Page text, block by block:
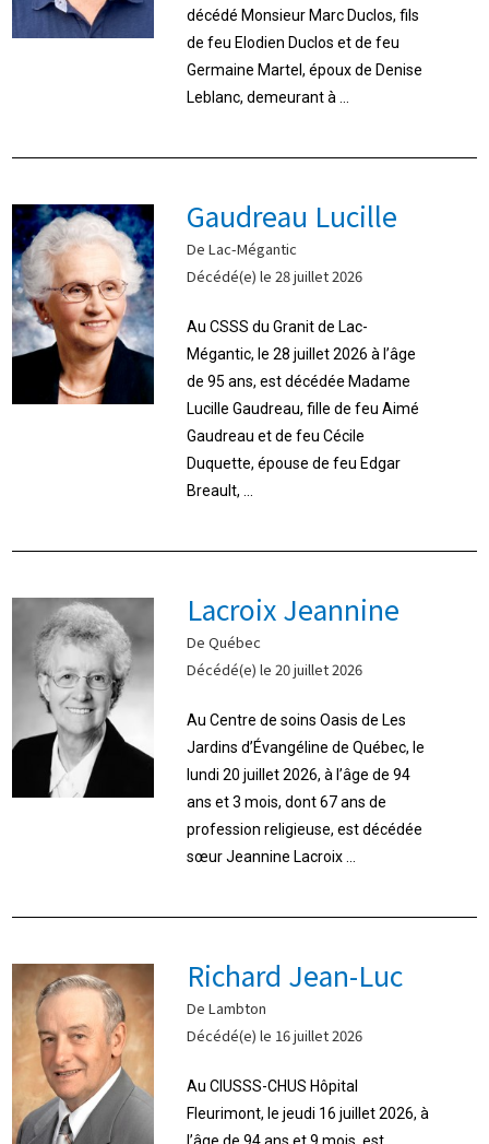
décédé Monsieur Marc Duclos, fils
de feu Elodien Duclos et de feu
Germaine Martel, époux de Denise
Leblanc, demeurant à ...
Gaudreau Lucille
De Lac-Mégantic
Décédé(e) le 28 juillet 2026
Au CSSS du Granit de Lac-
Mégantic, le 28 juillet 2026 à l’âge
de 95 ans, est décédée Madame
Lucille Gaudreau, fille de feu Aimé
Gaudreau et de feu Cécile
Duquette, épouse de feu Edgar
Breault, ...
Lacroix Jeannine
De Québec
Décédé(e) le 20 juillet 2026
Au Centre de soins Oasis de Les
Jardins d’Évangéline de Québec, le
lundi 20 juillet 2026, à l’âge de 94
ans et 3 mois, dont 67 ans de
profession religieuse, est décédée
sœur Jeannine Lacroix ...
Richard Jean-Luc
De Lambton
Décédé(e) le 16 juillet 2026
Au CIUSSS-CHUS Hôpital
Fleurimont, le jeudi 16 juillet 2026, à
l’âge de 94 ans et 9 mois, est